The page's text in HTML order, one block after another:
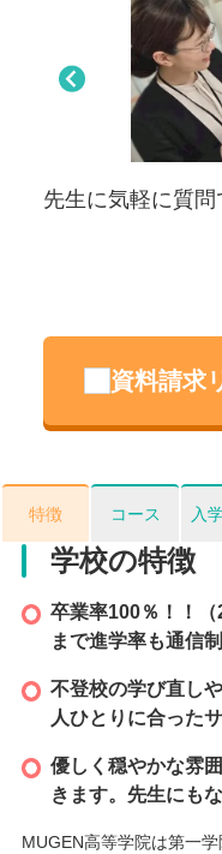
掲載を希望さ
先生に気軽に質問
資料請求
特徴 コース 入
学校の特徴
卒業率100％！！
まで進学率も通信
不登校の学び直し
人ひとりに合った
優しく穏やかな雰
きます。先生にも
MUGEN高等学院は第一